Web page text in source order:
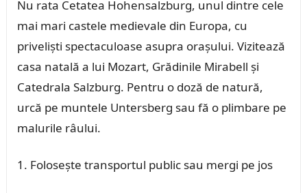
Nu rata Cetatea Hohensalzburg, unul dintre cele
mai mari castele medievale din Europa, cu
priveliști spectaculoase asupra orașului. Vizitează
casa natală a lui Mozart, Grădinile Mirabell și
Catedrala Salzburg. Pentru o doză de natură,
urcă pe muntele Untersberg sau fă o plimbare pe
malurile râului.
Folosește transportul public sau mergi pe jos